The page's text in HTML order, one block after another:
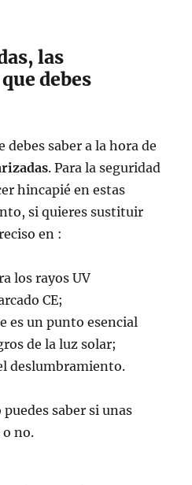
las
debes
debes saber a la hora de
. Para la seguridad
hincapié en estas
si quieres sustituir
en :
los rayos UV
CE;
es un punto esencial
de la luz solar;
deslumbramiento.
saber si unas
o no.